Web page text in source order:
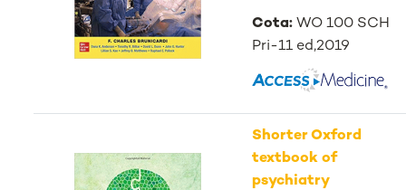
Cota:WO 100 SCH
Pri-11 ed,2019
Shorter Oxford
textbook of
psychiatry